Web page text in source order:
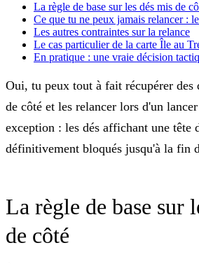
La règle de base sur les dés mis de
Ce que tu ne peux jamais relancer :
Les autres contraintes sur la relance
Le cas particulier de la carte Île au
En pratique : une vraie décision
Oui, tu peux tout à fait récupérer des
de côté et les relancer lors d'un
exception : les dés affichant une tête
définitivement bloqués jusqu'à la fin
La règle de base sur
de côté